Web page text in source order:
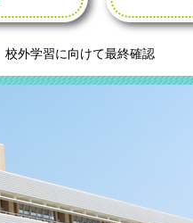
外学習に向けて最終確認